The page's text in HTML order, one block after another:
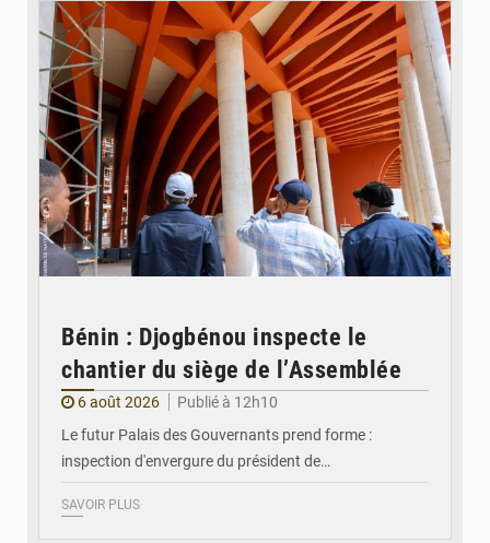
Bénin : Djogbénou inspecte le
chantier du siège de l’Assemblée
6 août 2026
Publié à 12h10
Le futur Palais des Gouvernants prend forme :
inspection d'envergure du président de…
SAVOIR PLUS